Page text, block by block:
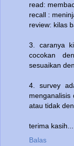
read:
recall :
review: kilas
3. caranya
cocokan
sesuaikan
4. survey
atau tidak
terima kasih...
Balas